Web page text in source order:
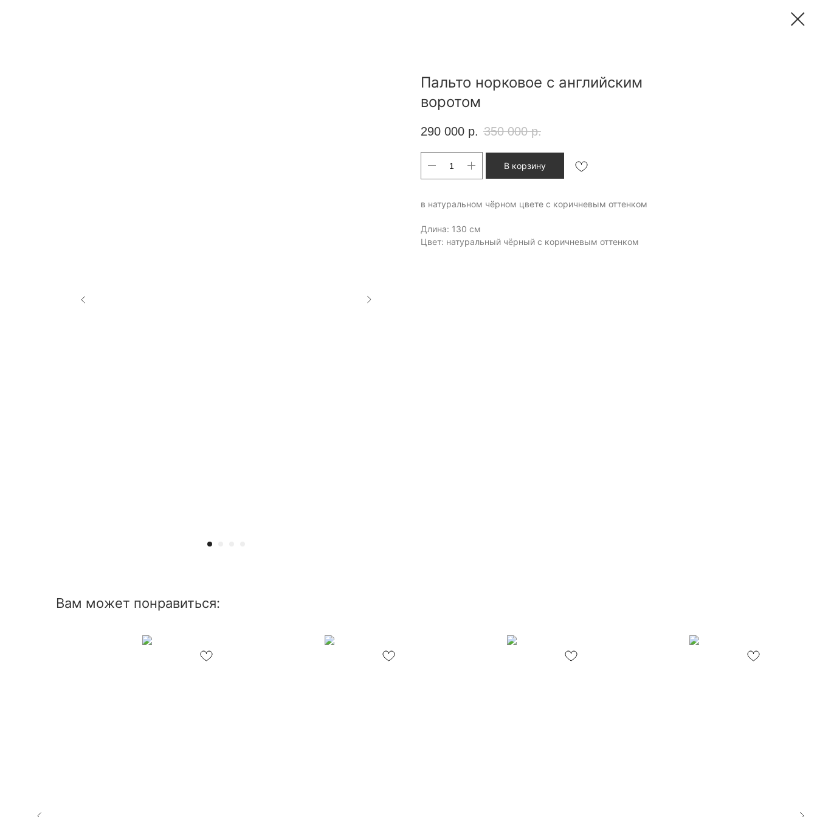
Пальто норковое с английским
воротом
290 000 р. 350 000 р.
В корзину
в натуральном чёрном цвете с коричневым оттенком
Длина: 130 см
Цвет: натуральный чёрный с коричневым оттенком
Вам может понравиться: